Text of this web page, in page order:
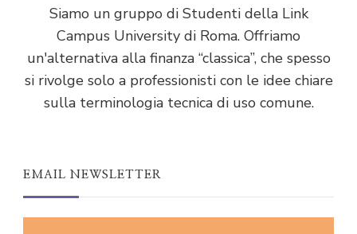
Siamo un gruppo di Studenti della Link
Campus University di Roma. Offriamo
un'alternativa alla finanza “classica”, che spesso
si rivolge solo a professionisti con le idee chiare
sulla terminologia tecnica di uso comune.
EMAIL NEWSLETTER